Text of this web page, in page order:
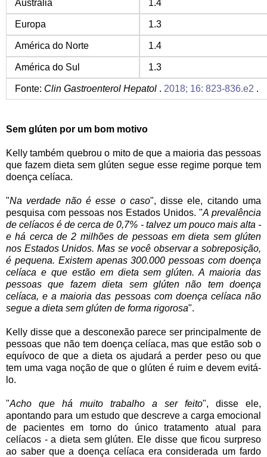
Austrália 1.4
Europa 1.3
América do Norte 1.4
América do Sul 1.3
Fonte: Clin Gastroenterol Hepatol. 2018; 16: 823-836.e2 .
Sem glúten por um bom motivo
Kelly também quebrou o mito de que a maioria das pessoas
que fazem dieta sem glúten segue esse regime porque tem
doença celíaca.
"Na verdade não é esse o caso", disse ele, citando uma
pesquisa com pessoas nos Estados Unidos. "A prevalência
de celíacos é de cerca de 0,7% - talvez um pouco mais alta -
e há cerca de 2 milhões de pessoas em dieta sem glúten
nos Estados Unidos. Mas se você observar a sobreposição,
é pequena. Existem apenas 300.000 pessoas com doença
celíaca e que estão em dieta sem glúten. A maioria das
pessoas que fazem dieta sem glúten não tem doença
celíaca, e a maioria das pessoas com doença celíaca não
segue a dieta sem glúten de forma rigorosa".
Kelly disse que a desconexão parece ser principalmente de
pessoas que não tem doença celíaca, mas que estão sob o
equívoco de que a dieta os ajudará a perder peso ou que
tem uma vaga noção de que o glúten é ruim e devem evitá-
lo.
"Acho que há muito trabalho a ser feito", disse ele,
apontando para um estudo que descreve a carga emocional
de pacientes em torno do único tratamento atual para
celíacos - a dieta sem glúten. Ele disse que ficou surpreso
ao saber que a doença celíaca era considerada um fardo